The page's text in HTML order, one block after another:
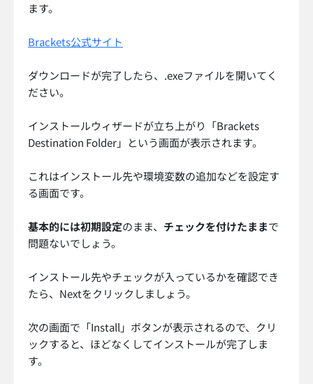
ます。
Brackets公式サイト
ダウンロードが完了したら、.exeファイルを開いてく
ださい。
インストールウィザードが立ち上がり「Brackets
Destination Folder」という画面が表示されます。
これはインストール先や環境変数の追加などを設定す
る画面です。
基本的には初期設定のまま、 チェックを付けたままで
問題ないでしょう。
インストール先やチェックが入っているかを確認でき
たら、Nextをクリックしましょう。
次の画面で「Install」ボタンが表示されるので、クリ
ックすると、ほどなくしてインストールが完了しま
す。